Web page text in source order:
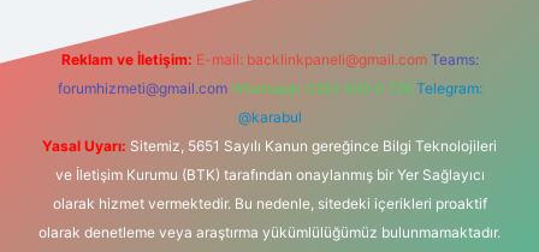
Reklam ve İletişim: E-mail: backlinkpaneli@gmail.com Teams:
forumhizmeti@gmail.com Whatsapp: 0262 606 0 726 Telegram:
@karabul
Yasal Uyarı: Sitemiz, 5651 Sayılı Kanun gereğince Bilgi Teknolojileri
ve İletişim Kurumu (BTK) tarafından onaylanmış bir Yer Sağlayıcı
olarak hizmet vermektedir. Bu nedenle, sitedeki içerikleri proaktif
olarak denetleme veya araştırma yükümlülüğümüz bulunmamaktadır.